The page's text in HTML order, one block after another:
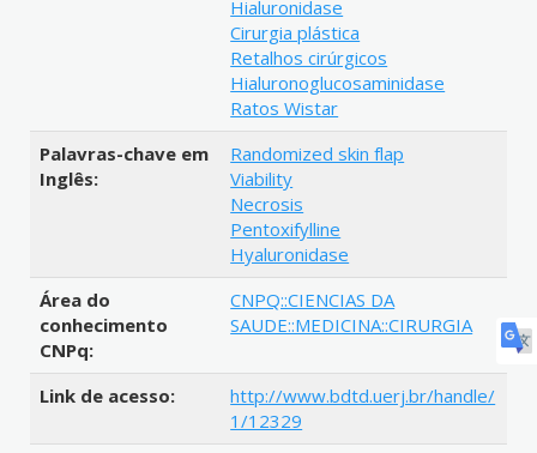
Hialuronidase
Cirurgia plástica
Retalhos cirúrgicos
Hialuronoglucosaminidase
Ratos Wistar
Palavras-chave em
Inglês:
Randomized skin flap
Viability
Necrosis
Pentoxifylline
Hyaluronidase
Área do
conhecimento
CNPq:
CNPQ::CIENCIAS DA
SAUDE::MEDICINA::CIRURGIA
Link de acesso:
http://www.bdtd.uerj.br/handle/
1/12329